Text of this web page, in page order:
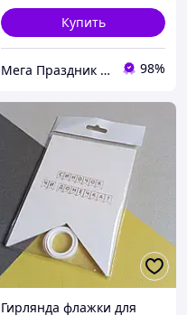
Купить
Мега Праздник – магазин аксессуаров для праздника и все для оформления воздушными шарами ОПТ. 98%
Гирлянда флажки для